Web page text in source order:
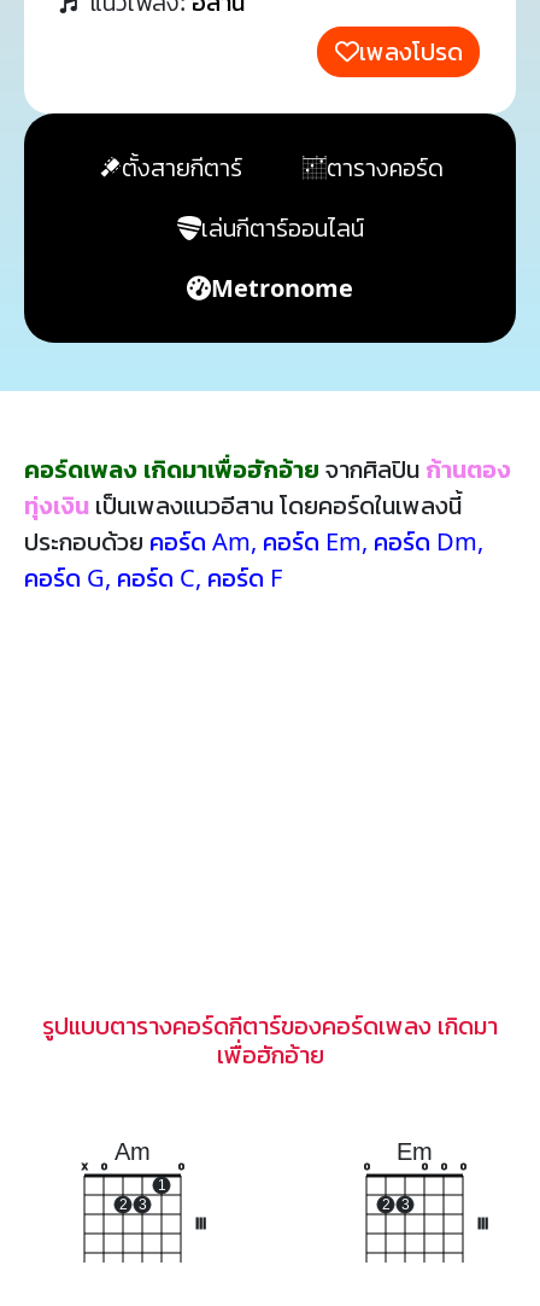
เพลงโปรด
ตั้งสายกีตาร์
ตารางคอร์ด
เล่นกีตาร์ออนไลน์
Metronome
คอร์ดเพลง เกิดมาเพื่อฮักอ้าย จากศิลปิน ก้านตอง
ทุ่งเงิน เป็นเพลงแนวอีสาน โดยคอร์ดในเพลงนี้
ประกอบด้วย คอร์ด Am, คอร์ด Em, คอร์ด Dm,
คอร์ด G, คอร์ด C, คอร์ด F
รูปแบบตารางคอร์ดกีตาร์ของคอร์ดเพลง เกิดมา
เพื่อฮักอ้าย
Am
x o
2 3
1
o
Em
o
2 3
o o o